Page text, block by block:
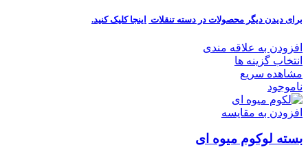
برای دیدن دیگر محصولات در دسته تنقلات اینجا کلیککنید.
افزودن به علاقه مندی
انتخاب گزینه ها
مشاهده سریع
ناموجود
افزودن به مقایسه
بسته لوکوم میوه ای